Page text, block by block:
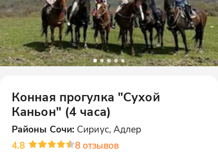
Конная прогулка "Сухой
Каньон" (4 часа)
Районы Сочи: Сириус, Адлер
4.8
8 отзывов